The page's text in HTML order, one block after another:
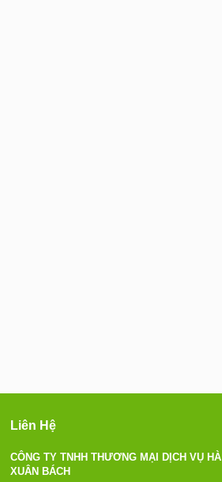
Liên Hệ
CÔNG TY TNHH THƯƠNG MẠI DỊCH VỤ HÀ
XUÂN BÁCH